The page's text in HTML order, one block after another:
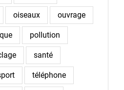
oiseaux ouvrage
pollution
santé
téléphone